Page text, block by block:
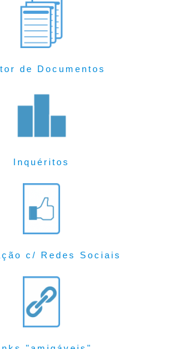
de Documentos
Inquéritos
c/ Redes Sociais